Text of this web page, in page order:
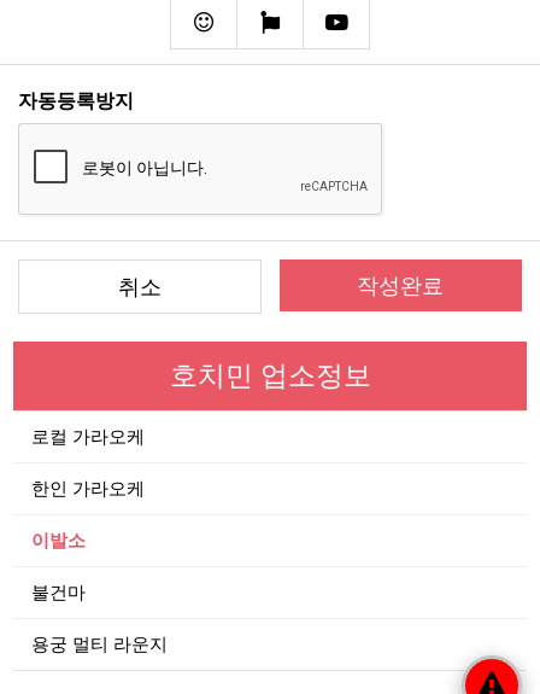
이모티콘폰트어썸동영상
자동등록방지
작성완료
취소
호치민 업소정보
로컬 가라오케
한인 가라오케
이발소
불건마
용궁 멀티 라운지